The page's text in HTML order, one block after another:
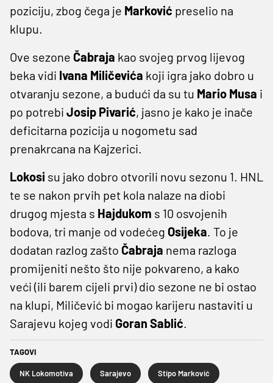
poziciju, zbog čega je Marković preselio na
klupu.
Ove sezone Čabraja kao svojeg prvog lijevog
beka vidi Ivana Miličevića koji igra jako dobro u
otvaranju sezone, a budući da su tu Mario Musa i
po potrebi Josip Pivarić, jasno je kako je inače
deficitarna pozicija u nogometu sad
prenakrcana na Kajzerici.
Lokosi su jako dobro otvorili novu sezonu 1. HNL
te se nakon prvih pet kola nalaze na diobi
drugog mjesta s Hajdukom s 10 osvojenih
bodova, tri manje od vodećeg Osijeka. To je
dodatan razlog zašto Čabraja nema razloga
promijeniti nešto što nije pokvareno, a kako
veći (ili barem cijeli prvi) dio sezone ne bi ostao
na klupi, Miličević bi mogao karijeru nastaviti u
Sarajevu kojeg vodi Goran Sablić.
TAGOVI
NK Lokomotiva Sarajevo Stipo Marković